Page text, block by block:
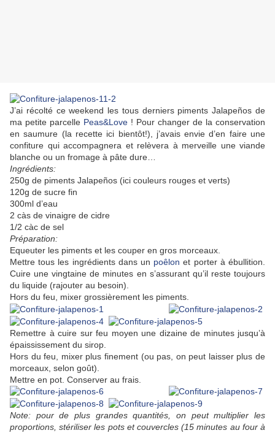
J’ai récolté ce weekend les tous derniers piments Jalapeños de
ma petite parcelle Peas&Love ! Pour changer de la conservation
en saumure (la recette ici bientôt!), j’avais envie d’en faire une
confiture qui accompagnera et relèvera à merveille une viande
blanche ou un fromage à pâte dure…
Ingrédients:
250g de piments Jalapeños (ici couleurs rouges et verts)
120g de sucre fin
300ml d’eau
2 càs de vinaigre de cidre
1/2 càc de sel
Préparation:
Equeuter les piments et les couper en gros morceaux.
Mettre tous les ingrédients dans un poêlon et porter à ébullition.
Cuire une vingtaine de minutes en s’assurant qu’il reste toujours
du liquide (rajouter au besoin).
Hors du feu, mixer grossièrement les piments.
Remettre à cuire sur feu moyen une dizaine de minutes jusqu’à
épaississement du sirop.
Hors du feu, mixer plus finement (ou pas, on peut laisser plus de
morceaux, selon goût).
Mettre en pot. Conserver au frais.
Note: pour de plus grandes quantités, on peut multiplier les
proportions, stériliser les pots et couvercles (15 minutes au four à